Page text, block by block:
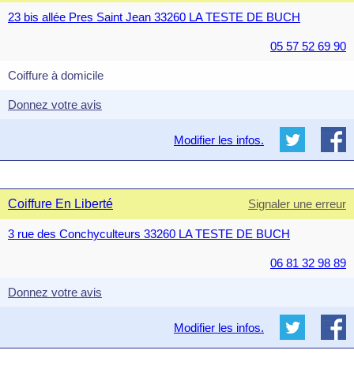
23 bis allée Pres Saint Jean 33260 LA TESTE DE BUCH
05 57 52 69 90
Coiffure à domicile
Donnez votre avis
Modifier les infos.
Coiffure En Liberté Signaler une erreur
3 rue des Conchyculteurs 33260 LA TESTE DE BUCH
06 81 32 98 89
Donnez votre avis
Modifier les infos.